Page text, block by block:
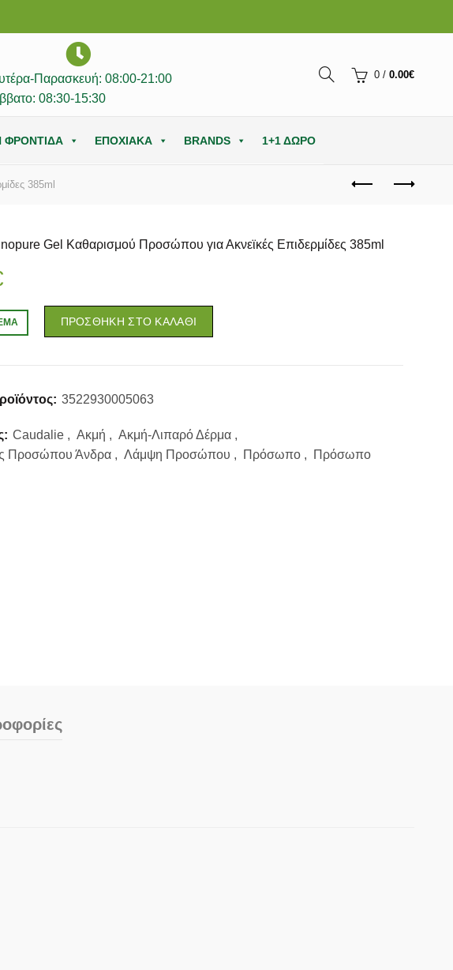
Παρασκευή: 08:00-21:00
08:30-15:30
0 / 0.00€
ΦΡΟΝΤΙΔΑ ΕΠΟΧΙΑΚΑ BRANDS 1+1 ΔΩΡΟ
385ml
Gel Καθαρισμού Προσώπου για Ακνεϊκές Επιδερμίδες 385ml
ΠΡΟΣΘΉΚΗ ΣΤΟ ΚΑΛΆΘΙ
3522930005063
Caudalie , Ακμή , Ακμή-Λιπαρό Δέρμα ,
Προσώπου Άνδρα , Λάμψη Προσώπου , Πρόσωπο , Πρόσωπο